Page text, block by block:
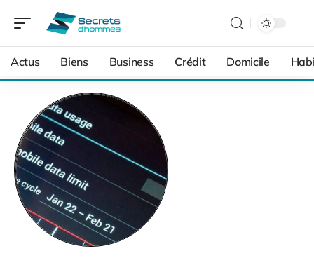
Actus Biens Business Crédit Domicile